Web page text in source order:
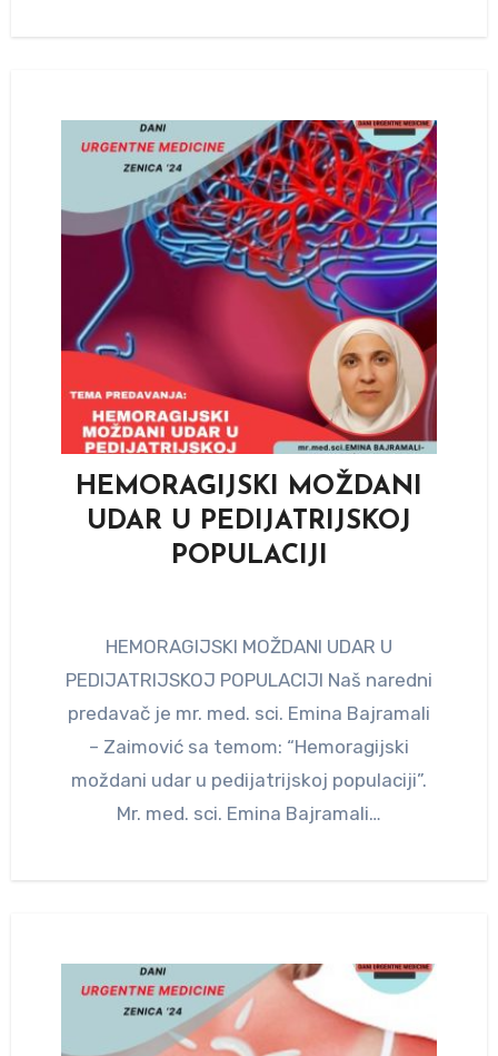
HEMORAGIJSKI MOŽDANI
UDAR U PEDIJATRIJSKOJ
POPULACIJI
HEMORAGIJSKI MOŽDANI UDAR U
PEDIJATRIJSKOJ POPULACIJI Naš naredni
predavač je mr. med. sci. Emina Bajramali
– Zaimović sa temom: “Hemoragijski
moždani udar u pedijatrijskoj populaciji”.
Mr. med. sci. Emina Bajramali…